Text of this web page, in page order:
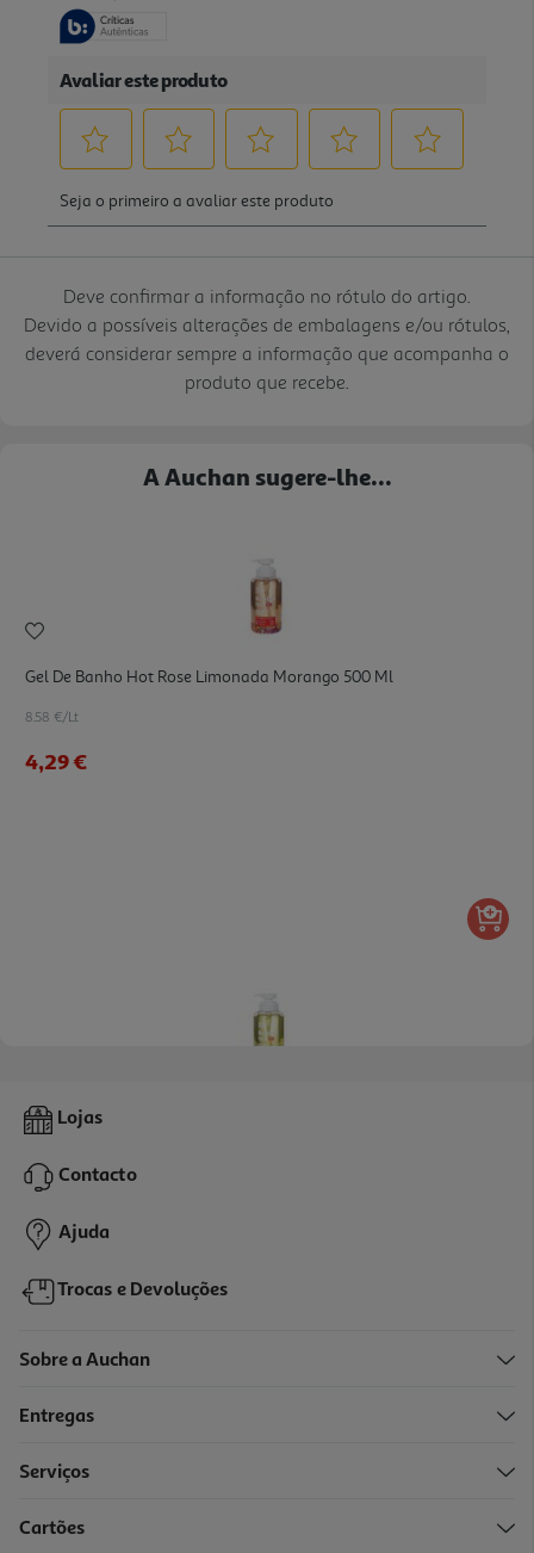
Deve confirmar a informação no rótulo do artigo.
Devido a possíveis alterações de embalagens e/ou rótulos,
deverá considerar sempre a informação que acompanha o
produto que recebe.
A Auchan sugere-lhe...
Gel De Banho Hot Rose Limonada Morango 500 Ml
8.58 €/Lt
4,29 €
Gel De Banho Hot Rose Limonada Manga 500ml
4,29 €
-50%
Lojas
Contacto
Ajuda
Trocas e Devoluções
Sobre a Auchan
Entregas
Serviços
Cartões